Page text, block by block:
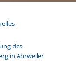
des
in Ahrweiler